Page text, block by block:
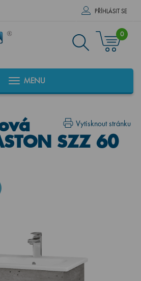
PŘÍHLÁSIT SE
0
MENU
Vytisknout stránku
SZZ 60